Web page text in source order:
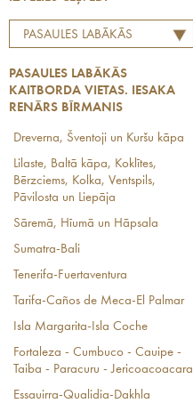
PASAULES LABĀKĀS
IESAKA RENĀRS BĪRMANIS
PASAULES LABĀKĀS
KAITBORDA VIETAS. IESAKA
RENĀRS BĪRMANIS
Dreverna, Šventoji un Kuršu kāpa
Lilaste, Baltā kāpa, Koklītes,
Bērzciems, Kolka, Ventspils,
Pāvilosta un Liepāja
Sāremā, Hīumā un Hāpsala
Sumatra-Bali
Tenerifa-Fuertaventura
Tarifa-Caños de Meca-El Palmar
Isla Margarita-Isla Coche
Fortaleza - Cumbuco - Cauipe -
Taiba - Paracuru - Jericoacoacara
Essauirra-Qualidia-Dakhla